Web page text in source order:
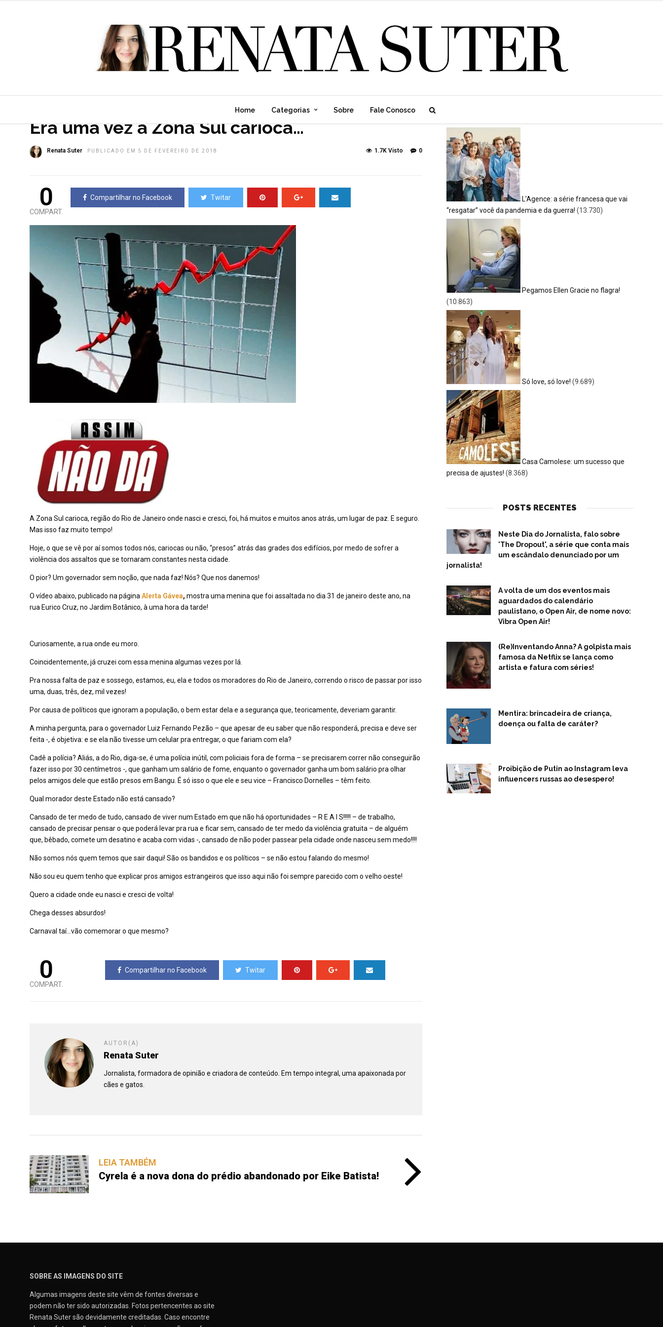
Home Categorias Sobre Fale Conosco
Era uma vez a Zona Sul carioca…
Renata Suter PUBLICADO EM 5 DE FEVEREIRO DE 2018 0
1.7K Visto
0
COMPART.
Compartilhar no Facebook Twitar
A Zona Sul carioca, região do Rio de Janeiro onde nasci e cresci, foi, há muitos e muitos anos atrás, um lugar de paz. E seguro.
Mas isso faz muito tempo!
Hoje, o que se vê por aí somos todos nós, cariocas ou não, “presos” atrás das grades dos edifícios, por medo de sofrer a
violência dos assaltos que se tornaram constantes nesta cidade.
O pior? Um governador sem noção, que nada faz! Nós? Que nos danemos!
O vídeo abaixo, publicado na página Alerta Gávea, mostra uma menina que foi assaltada no dia 31 de janeiro deste ano, na
rua Eurico Cruz, no Jardim Botânico, à uma hora da tarde!
Curiosamente, a rua onde eu moro.
Coincidentemente, já cruzei com essa menina algumas vezes por lá.
Pra nossa falta de paz e sossego, estamos, eu, ela e todos os moradores do Rio de Janeiro, correndo o risco de passar por isso
uma, duas, três, dez, mil vezes!
Por causa de políticos que ignoram a população, o bem estar dela e a segurança que, teoricamente, deveriam garantir.
A minha pergunta, para o governador Luiz Fernando Pezão – que apesar de eu saber que não responderá, precisa e deve ser
feita -, é objetiva: e se ela não tivesse um celular pra entregar, o que fariam com ela?
Cadê a polícia? Aliás, a do Rio, diga-se, é uma polícia inútil, com policiais fora de forma – se precisarem correr não conseguirão
fazer isso por 30 centímetros -, que ganham um salário de fome, enquanto o governador ganha um bom salário pra olhar
pelos amigos dele que estão presos em Bangu. É só isso o que ele e seu vice – Francisco Dornelles – têm feito.
Qual morador deste Estado não está cansado?
Cansado de ter medo de tudo, cansado de viver num Estado em que não há oportunidades – R E A I S!!!!! – de trabalho,
cansado de precisar pensar o que poderá levar pra rua e ficar sem, cansado de ter medo da violência gratuita – de alguém
que, bêbado, comete um desatino e acaba com vidas -, cansado de não poder passear pela cidade onde nasceu sem medo!!!!
Não somos nós quem temos que sair daqui! São os bandidos e os políticos – se não estou falando do mesmo!
Não sou eu quem tenho que explicar pros amigos estrangeiros que isso aqui não foi sempre parecido com o velho oeste!
Quero a cidade onde eu nasci e cresci de volta!
Chega desses absurdos!
Carnaval taí…vão comemorar o que mesmo?
0
COMPART.
Compartilhar no Facebook Twitar
AUTOR(A)
Renata Suter
Jornalista, formadora de opinião e criadora de conteúdo. Em tempo integral, uma apaixonada por
cães e gatos.
LEIA TAMBÉM
Cyrela é a nova dona do prédio abandonado por Eike Batista!
L’Agence: a série francesa que vai
“resgatar” você da pandemia e da guerra! (13.730)
Pegamos Ellen Gracie no flagra!
(10.863)
Só love, só love! (9.689)
Casa Camolese: um sucesso que
precisa de ajustes! (8.368)
POSTS RECENTES
Neste Dia do Jornalista, falo sobre
'The Dropout', a série que conta mais
um escândalo denunciado por um
jornalista!
A volta de um dos eventos mais
aguardados do calendário
paulistano, o Open Air, de nome novo:
Vibra Open Air!
(Re)Inventando Anna? A golpista mais
famosa da Netflix se lança como
artista e fatura com séries!
Mentira: brincadeira de criança,
doença ou falta de caráter?
Proibição de Putin ao Instagram leva
influencers russas ao desespero!
SOBRE AS IMAGENS DO SITE
Algumas imagens deste site vêm de fontes diversas e
podem não ter sido autorizadas. Fotos pertencentes ao site
Renata Suter são devidamente creditadas. Caso encontre